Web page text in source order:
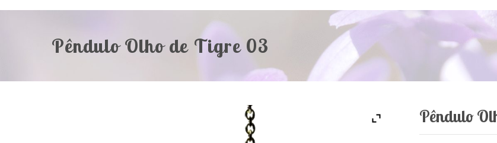
Pêndulo Olho de Tigre 03
Pêndulo